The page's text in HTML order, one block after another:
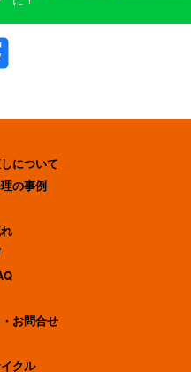
について
の事例
お問合せ
クル